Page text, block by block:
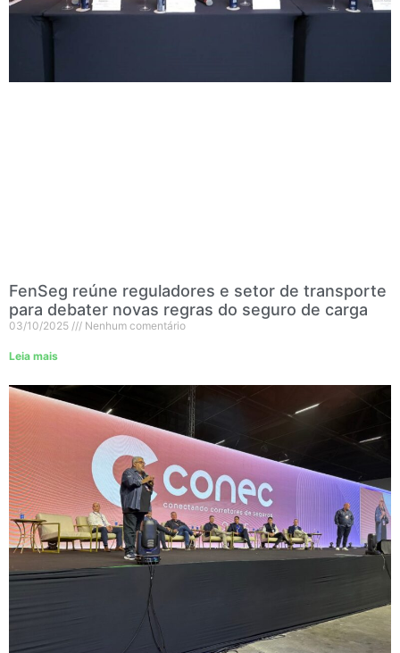
FenSeg reúne reguladores e setor de transporte
para debater novas regras do seguro de carga
03/10/2025 Nenhum comentário
Leia mais